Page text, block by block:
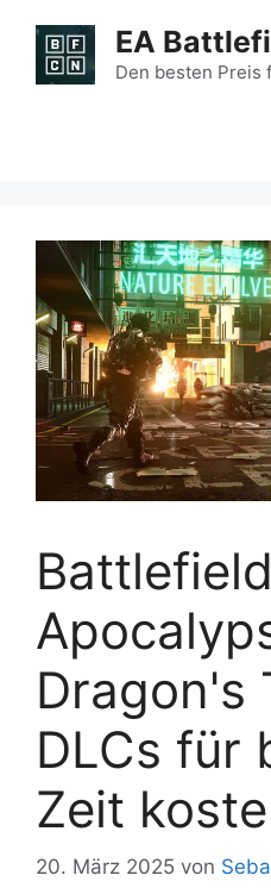
Inhalt
springen
EA
Den besten Preis
Dragon's
DLCs für
Zeit
20. März 2025 von